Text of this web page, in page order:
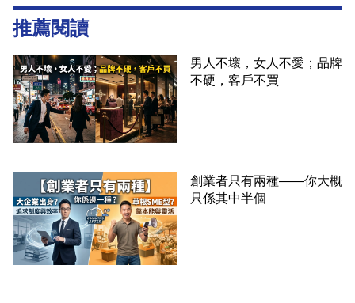
推薦閱讀
男人不壞，女人不愛；品牌
不硬，客戶不買
創業者只有兩種——你大概
只係其中半個